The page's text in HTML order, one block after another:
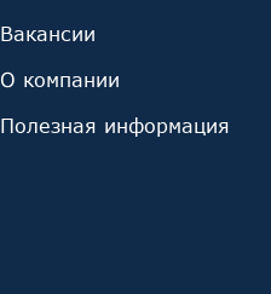
Вакансии
О компании
Полезная информация